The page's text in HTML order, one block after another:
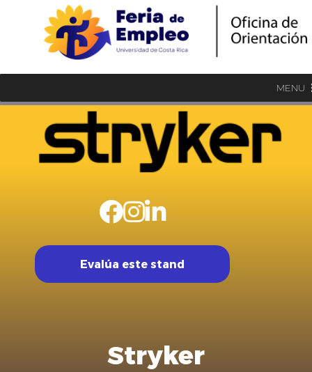
MENU
Evalúa este stand
Stryker